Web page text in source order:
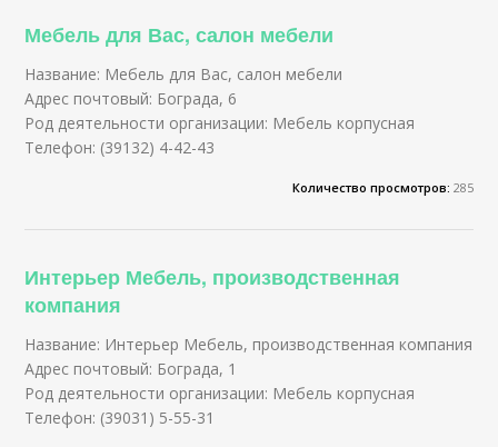
Мебель для Вас, салон мебели
Название: Мебель для Вас, салон мебели
Адрес почтовый: Бограда, 6
Род деятельности организации: Мебель корпусная
Телефон: (39132) 4-42-43
Количество просмотров: 285
Интерьер Мебель, производственная
компания
Название: Интерьер Мебель, производственная компания
Адрес почтовый: Бограда, 1
Род деятельности организации: Мебель корпусная
Телефон: (39031) 5-55-31